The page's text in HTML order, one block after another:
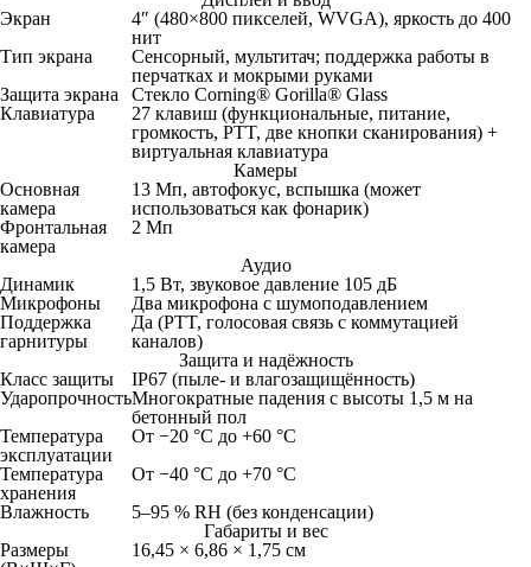
Экран
4″ (480×800 пикселей, WVGA), яркость до 400
нит
Тип экрана
Сенсорный, мультитач; поддержка работы в
перчатках и мокрыми руками
Защита экрана
Стекло Corning® Gorilla® Glass
Клавиатура
27 клавиш (функциональные, питание,
громкость, PTT, две кнопки сканирования) +
виртуальная клавиатура
Камеры
Основная
камера
13 Мп, автофокус, вспышка (может
использоваться как фонарик)
Фронтальная
камера
2 Мп
Аудио
Динамик
1,5 Вт, звуковое давление 105 дБ
Микрофоны
Два микрофона с шумоподавлением
Поддержка
гарнитуры
Да (PTT, голосовая связь с коммутацией
каналов)
Защита и надёжность
Класс защиты
IP67 (пыле‑ и влагозащищённость)
УдаропрочностьМногократные падения с высоты 1,5 м на
бетонный пол
Температура
эксплуатации
От −20 °C до +60 °C
Температура
хранения
От −40 °C до +70 °C
Влажность
5–95 % RH (без конденсации)
Габариты и вес
Размеры
16,45 × 6,86 × 1,75 см